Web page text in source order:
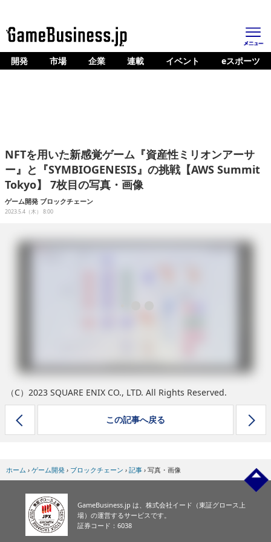
ホーム
企業動向
人材育成
産業政策
連載
開発 市場 企業 連載 イベント eスポーツ
NFTを用いた新感覚ゲーム『資産性ミリオンアーサ
ー』と『SYMBIOGENESIS』の挑戦【AWS Summit
Tokyo】 7枚目の写真・画像
ゲーム開発 ブロックチェーン
2023.5.4（木） 8:00
（C）2023 SQUARE ENIX CO., LTD. All Rights Reserved.
この記事へ戻る
ホーム › ゲーム開発 › ブロックチェーン › 記事 › 写真・画像
GameBusiness.jp は、株式会社イード（東証グロース上
場）の運営するサービスです。
証券コード：6038